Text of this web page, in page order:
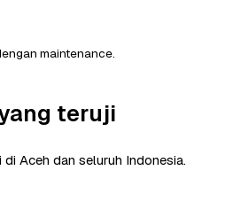
maintenance.
teruji
Aceh dan seluruh Indonesia.